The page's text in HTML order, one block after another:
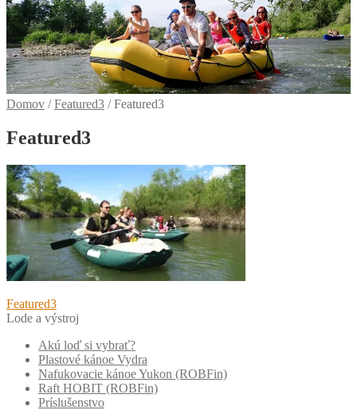
Domov /Featured3 /Featured3
Featured3
Navigácia
v
článku
Predchádzajúci
článok:
Featured3
Lode a výstroj
Akú loď si vybrať?
Plastové kánoe Vydra
Nafukovacie kánoe Yukon (ROBFin)
Raft HOBIT (ROBFin)
Príslušenstvo